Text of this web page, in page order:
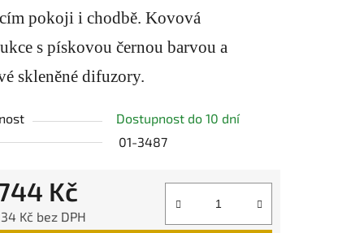
pokoji i chodbě. Kovová
s pískovou černou barvou a
skleněné difuzory.
Dostupnost do 10 dní
01-3487
Kč
Kč bez DPH